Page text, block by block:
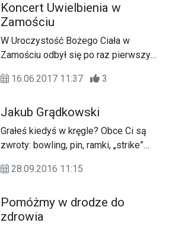
Koncert Uwielbienia w
Zamościu
W Uroczystość Bożego Ciała w
Zamościu odbył się po raz pierwszy
16.06.2017 11:37
3
Jakub Grądkowski
Grałeś kiedyś w kręgle? Obce Ci są
zwroty: bowling, pin, ramki, „strike”
pasjonatów gry w kręgle, którą tworzy
Sportowego „Bastion”.
28.09.2016 11:15
Pomóżmy w drodze do
zdrowia